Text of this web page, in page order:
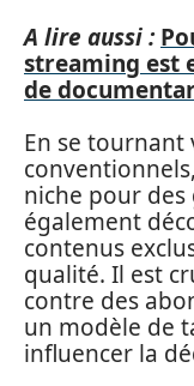
A lire aussi :
streaming est
de
En se tournant
niche pour
également
contenus
qualité. Il est
contre des
un modèle de
influencer la